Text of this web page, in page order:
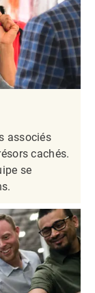
associés
cachés.
se